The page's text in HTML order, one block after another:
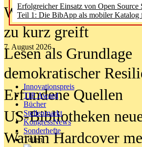
Erfolgreicher Einsatz von Open Source
Teil 1: Die BibApp als mobiler Katalog
7. August 2026
Innovationspreis
TIP Award
Bücher
Stellenmarkt
KongressNews
Sonderhefte
Teilen
Warum die Debatte
zu kurz greift
Lesen als Grundlage
demokratischer
Erfundene Quellen
US-Bibliotheken
Warum Hardcover